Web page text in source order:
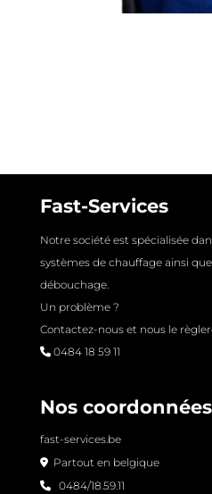
Fast-Services
Notre société est spécialisée
systèmes de chauffage ainsi
débouchage.
Un problème ?
Contactez-nous et nous le
0484 18 59 11
Nos coordonnées
fast-services.be
Partout en belgique
0484/18.59.11